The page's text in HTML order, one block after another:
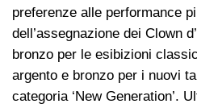
preferenze alle performance
dell’assegnazione dei Clown
bronzo per le esibizioni
argento e bronzo per i nuovi
categoria ‘New Generation’.